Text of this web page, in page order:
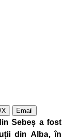
X Email
Sebeș a fost
din Alba, în